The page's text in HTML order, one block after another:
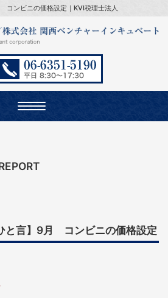
コンビニの価格設定｜KVI税理士法人
Toggle
navigation
と言】9月 コンビニの価格設定